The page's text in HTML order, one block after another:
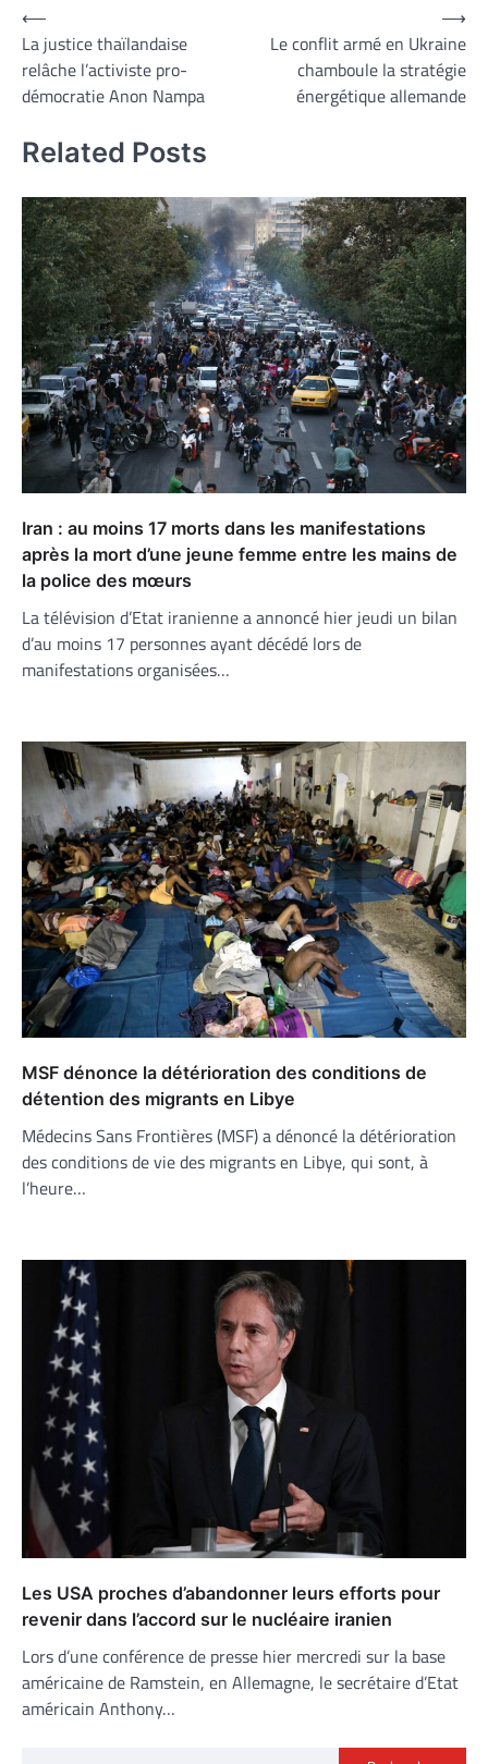
Navigation
de
l’article
⟵
La justice thaïlandaise
relâche l’activiste pro-
démocratie Anon Nampa
Le conflit armé en Ukraine
chamboule la stratégie
énergétique allemande
⟶
Related Posts
Iran : au moins 17 morts dans les manifestations
après la mort d’une jeune femme entre les mains de
la police des mœurs
La télévision d’Etat iranienne a annoncé hier jeudi un bilan
d’au moins 17 personnes ayant décédé lors de
manifestations organisées…
MSF dénonce la détérioration des conditions de
détention des migrants en Libye
Médecins Sans Frontières (MSF) a dénoncé la détérioration
des conditions de vie des migrants en Libye, qui sont, à
l’heure…
Les USA proches d’abandonner leurs efforts pour
revenir dans l’accord sur le nucléaire iranien
Lors d’une conférence de presse hier mercredi sur la base
américaine de Ramstein, en Allemagne, le secrétaire d’Etat
américain Anthony…